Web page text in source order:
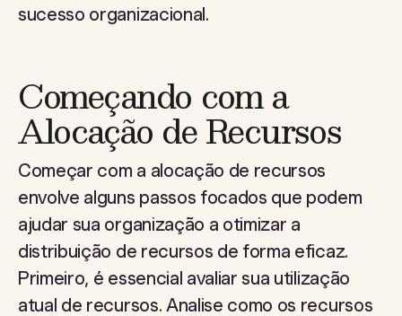
sucesso organizacional.
Começando com a
Alocação de Recursos
Começar com a alocação de recursos
envolve alguns passos focados que podem
ajudar sua organização a otimizar a
distribuição de recursos de forma eficaz.
Primeiro, é essencial avaliar sua utilização
atual de recursos. Analise como os recursos